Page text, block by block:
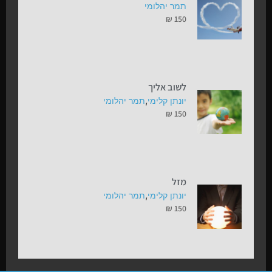
תמר יהלומי
₪ 150
לשוב אליך
יונתן קלימי,תמר יהלומי
₪ 150
מזל
יונתן קלימי,תמר יהלומי
₪ 150